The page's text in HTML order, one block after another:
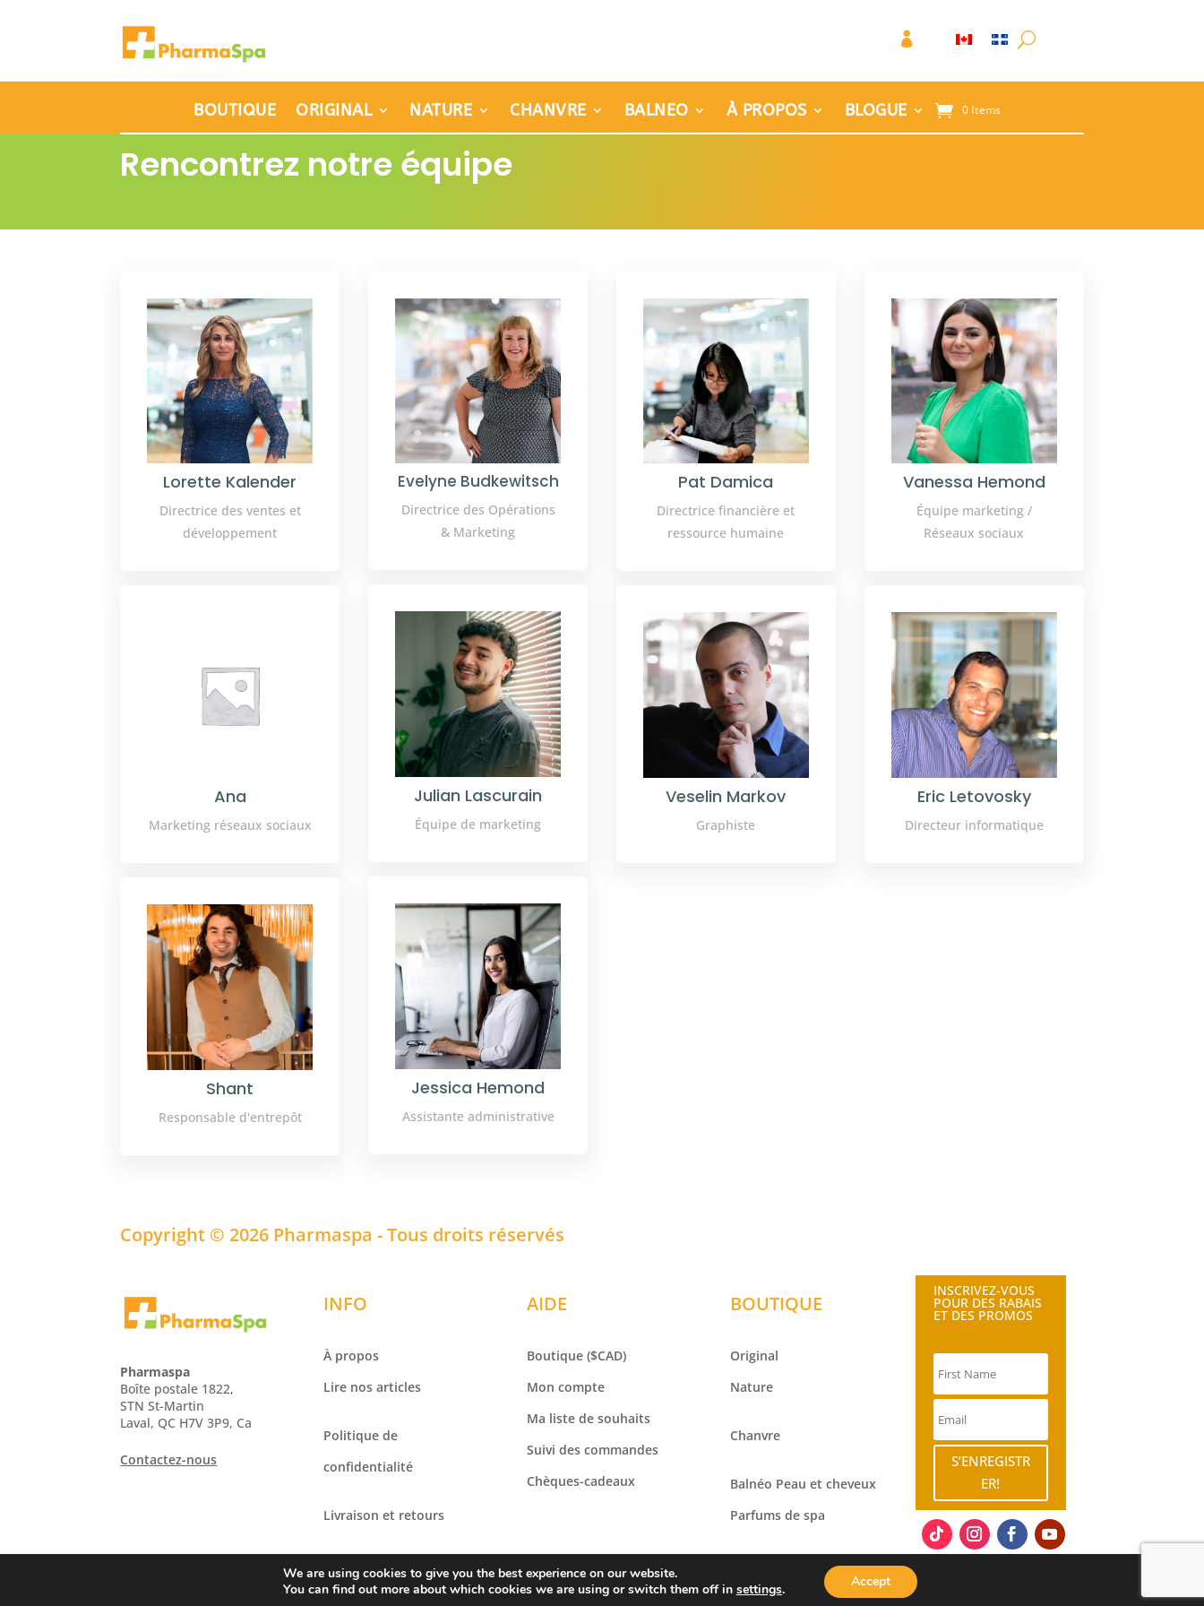

BOUTIQUE ORIGINAL NATURE CHANVRE BALNEO À PROPOS BLOGUE 0 Items
Rencontrez notre équipe
Lorette Kalender
Directrice des ventes et
développement
Ana
Marketing réseaux sociaux
Shant
Responsable d'entrepôt
Evelyne Budkewitsch
Directrice des Opérations
& Marketing
Julian Lascurain
Équipe de marketing
Jessica Hemond
Assistante administrative
Pat Damica
Directrice financière et
ressource humaine
Veselin Markov
Graphiste
Vanessa Hemond
Équipe marketing /
Réseaux sociaux
Eric Letovosky
Directeur informatique
Copyright © 2026 Pharmaspa - Tous droits réservés
Pharmaspa
Boîte postale 1822,
STN St-Martin
Laval, QC H7V 3P9, Ca
Contactez-nous
INFO
À propos
Lire nos articles
Politique de
confidentialité
Livraison et retours
AIDE
Boutique ($CAD)
Mon compte
Ma liste de souhaits
Suivi des commandes
Chèques-cadeaux
BOUTIQUE
Original
Nature
Chanvre
Balnéo Peau et cheveux
Parfums de spa
INSCRIVEZ-VOUS
POUR DES RABAIS
ET DES PROMOS
S’ENREGISTR
ER!
We are using cookies to give you the best experience on our website.
You can find out more about which cookies we are using or switch them off in settings. Accept